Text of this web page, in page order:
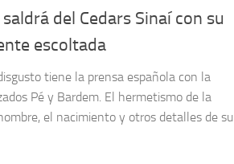
del Cedars Sinaí con su
escoltada
tiene la prensa española con la
Pé y Bardem. El hermetismo de la
el nacimiento y otros detalles de su